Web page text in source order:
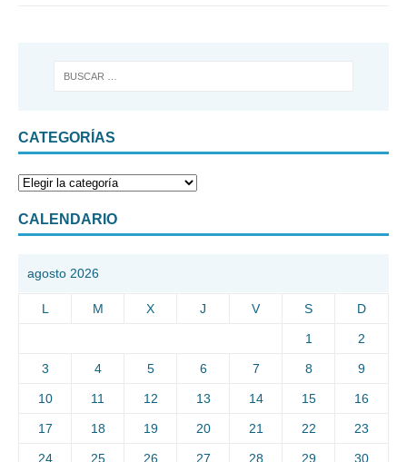
CATEGORÍAS
CALENDARIO
agosto 2026
L M X J V S D
1 2
3 4 5 6 7 8 9
10 11 12 13 14 15 16
17 18 19 20 21 22 23
24 25 26 27 28 29 30